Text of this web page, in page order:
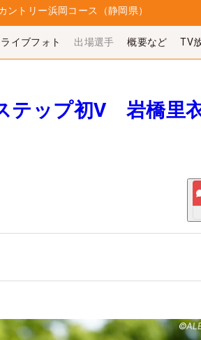
ントリー浜岡コース（静岡県）
ライブフォト 出場選手 概要など TV
テップ初V 岩橋里